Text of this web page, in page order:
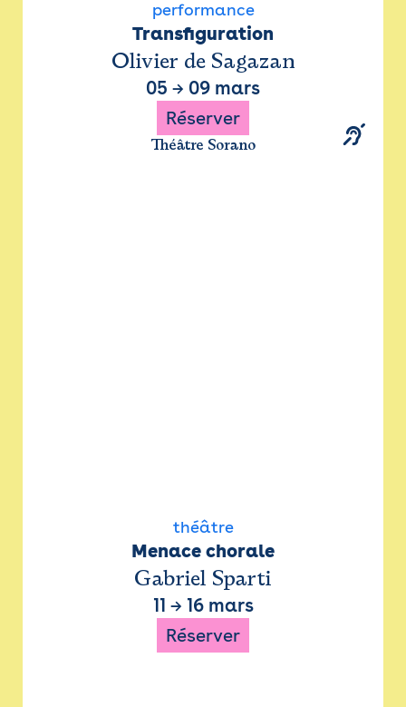
performance
Transfiguration
Olivier de Sagazan
05 → 09 mars
Réserver
Théâtre Sorano
théâtre
Menace chorale
Gabriel Sparti
11 → 16 mars
Réserver